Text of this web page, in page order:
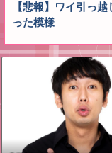
【悲報】ワイ引っ
った模様